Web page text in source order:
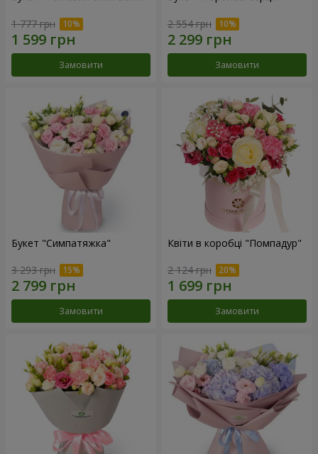
1 777 грн
Замовити
2 554 грн
Замовити
Букет "Симпатяжка"
3 293 грн
Замовити
Квіти в коробці "Помпадур"
2 124 грн
Замовити